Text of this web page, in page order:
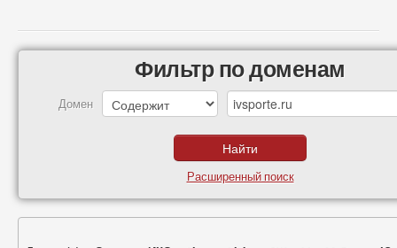
Фильтр по доменам
Домен
Расширенный поиск